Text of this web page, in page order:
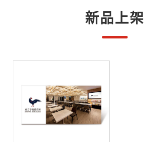
新品上架